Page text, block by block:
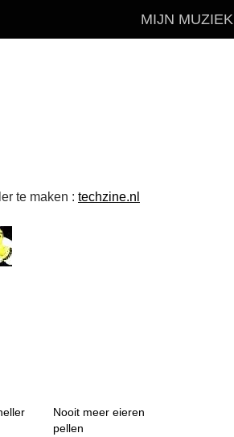
MIJN MUZIEK
te maken : techzine.nl
Nooit meer eieren
pellen